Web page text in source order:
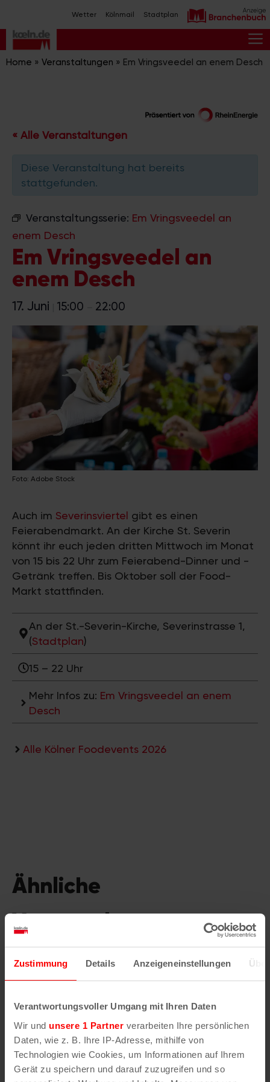
Zustimmung Details Anzeigeneinstellungen
Verantwortungsvoller Umgang mit Ihren Daten
Wir und unsere 1 Partner verarbeiten Ihre persönlichen
Daten, wie z. B. Ihre IP-Adresse, mithilfe von
Technologien wie Cookies, um Informationen auf Ihrem
Gerät zu speichern und darauf zuzugreifen und so
Inhalt
springen
Wetter Kölnmail Stadtplan
Home » Veranstaltungen » Em Vringsveedel an enem Desch
« Alle Veranstaltungen
Diese Veranstaltung hat bereits
stattgefunden.
Veranstaltungsserie: Em Vringsveedel an
enem Desch
Em Vringsveedel an
enem Desch
17. Juni 15:00 22:00
Foto: Adobe Stock
Auch im Severinsviertel gibt es einen
Feierabendmarkt. An der Kirche St. Severin
könnt ihr euch jeden dritten Mittwoch im Monat
von 15 bis 22 Uhr zum Feierabend-Dinner und -
Getränk treffen. Bis Oktober soll der Food-
Markt stattfinden.
An der St.-Severin-Kirche, Severinstrasse 1,
(Stadtplan)
15 – 22 Uhr
Mehr Infos zu: Em Vringsveedel an enem
Desch
Alle Kölner Foodevents 2026
Ähnliche
Veranstaltungen